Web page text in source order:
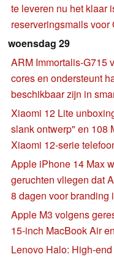
te leveren nu het klaar
reserveringsmails voor
woensdag 29
ARM Immortalis-G715
cores en ondersteunt
beschikbaar zijn in
Xiaomi 12 Lite
slank ontwerp" en 108
Xiaomi 12-serie
Apple iPhone 14 Max
geruchten vliegen dat
8 dagen voor branding
Apple M3 volgens
15-inch MacBook Air
Lenovo Halo: High-